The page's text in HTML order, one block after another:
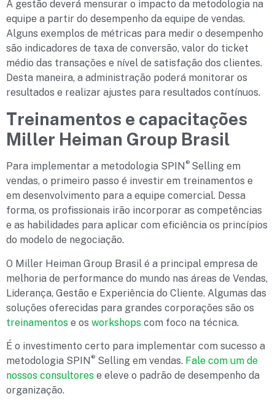
A gestão deverá mensurar o impacto da metodologia na
equipe a partir do desempenho da equipe de vendas.
Alguns exemplos de métricas para medir o desempenho
são indicadores de taxa de conversão, valor do ticket
médio das transações e nível de satisfação dos clientes.
Desta maneira, a administração poderá monitorar os
resultados e realizar ajustes para resultados contínuos.
Treinamentos e capacitações
Miller Heiman Group Brasil
Para implementar a metodologia SPIN ® Selling em
vendas, o primeiro passo é investir em treinamentos e
em desenvolvimento para a equipe comercial. Dessa
forma, os profissionais irão incorporar as competências
e as habilidades para aplicar com eficiência os princípios
do modelo de negociação.
O Miller Heiman Group Brasil é a principal empresa de
melhoria de performance do mundo nas áreas de Vendas,
Liderança, Gestão e Experiência do Cliente. Algumas das
soluções oferecidas para grandes corporações são os
treinamentos e os workshops com foco na técnica.
É o investimento certo para implementar com sucesso a
metodologia SPIN ® Selling em vendas. Fale com um de
nossos consultores e eleve o padrão de desempenho da
organização.